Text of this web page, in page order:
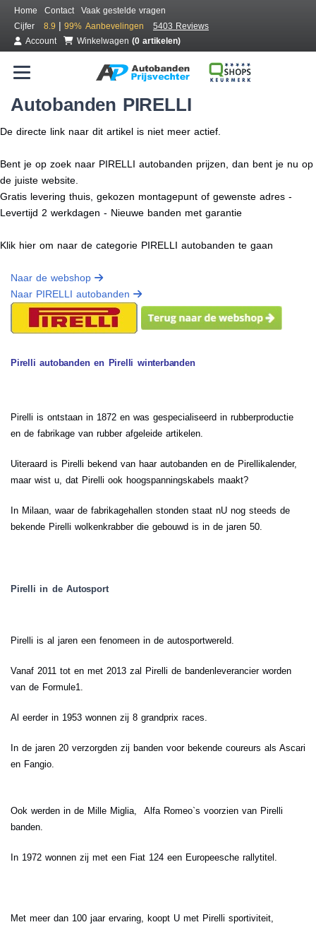
Home Contact
Vaak gestelde vragen
Cijfer
8.9 | 99% Aanbevelingen
5403 Reviews
Account
Winkelwagen (0 artikelen)
Autobanden PIRELLI
De directe link naar dit artikel is niet meer actief.
Bent je op zoek naar PIRELLI autobanden prijzen, dan bent je nu op
de juiste website.
Gratis levering thuis, gekozen montagepunt of gewenste adres -
Levertijd 2 werkdagen - Nieuwe banden met garantie
Klik hier om naar de categorie PIRELLI autobanden te gaan
Naar de webshop
Naar PIRELLI autobanden
Pirelli autobanden en Pirelli winterbanden
Pirelli is ontstaan in 1872 en was gespecialiseerd in rubberproductie
en de fabrikage van rubber afgeleide artikelen.
Uiteraard is Pirelli bekend van haar autobanden en de Pirellikalender,
maar wist u, dat Pirelli ook hoogspanningskabels maakt?
In Milaan, waar de fabrikagehallen stonden staat nU nog steeds de
bekende Pirelli wolkenkrabber die gebouwd is in de jaren 50.
Pirelli in de Autosport
Pirelli is al jaren een fenomeen in de autosportwereld.
Vanaf 2011 tot en met 2013 zal Pirelli de bandenleverancier worden
van de Formule1.
Al eerder in 1953 wonnen zij 8 grandprix races.
In de jaren 20 verzorgden zij banden voor bekende coureurs als Ascari
en Fangio.
Ook werden in de Mille Miglia, Alfa Romeo`s voorzien van Pirelli
banden.
In 1972 wonnen zij met een Fiat 124 een Europeesche rallytitel.
Met meer dan 100 jaar ervaring, koopt U met Pirelli sportiviteit,